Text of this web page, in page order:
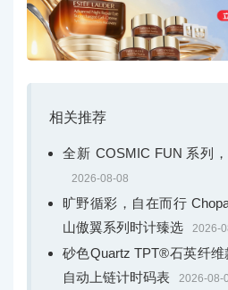
系列腕表与这位兼具独特风格和
相契合。去年，他曾荣获美国时
予的“时尚偶像”大奖。在兰尼身
相关推荐
全新 COSMIC FUN 系列
2026-08-08
旷野循彩，自在而行
山傲翼系列时计臻选
2026-
砂色Quartz TPT®石英纤
自动上链计时码表
2026-08-